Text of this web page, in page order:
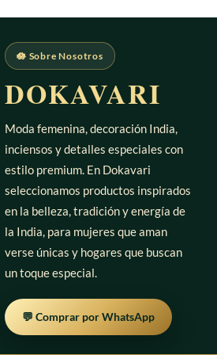
🪷 Sobre Nosotros
DOKAVARI
Moda femenina, decoración India,
inciensos y detalles especiales con
estilo premium. En Dokavari
seleccionamos productos inspirados
en la belleza, tradición y energía de
la India, para mujeres que aman
verse únicas y hogares que buscan
un toque especial.
💬 Comprar por WhatsApp